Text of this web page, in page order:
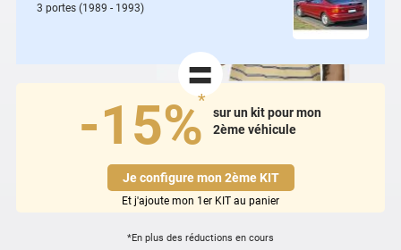
3portes (1989 - 1993)
=
-15%*
sur un kit pour mon
2ème véhicule
Je configure mon 2ème KIT
Et j'ajoute mon 1er KIT au panier
*En plus des réductions en cours